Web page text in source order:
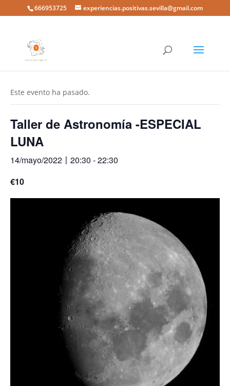
666953725 experiencias.positivas.sevilla@gmail.com
Este evento ha pasado.
Taller de Astronomía -ESPECIAL
LUNA
14/mayo/2022〡20:30 -22:30
€10